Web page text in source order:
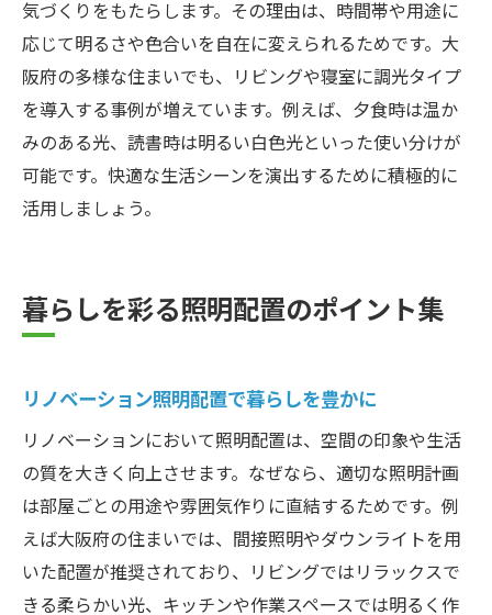
気づくりをもたらします。その理由は、時間帯や用途に
応じて明るさや色合いを自在に変えられるためです。大
阪府の多様な住まいでも、リビングや寝室に調光タイプ
を導入する事例が増えています。例えば、夕食時は温か
みのある光、読書時は明るい白色光といった使い分けが
可能です。快適な生活シーンを演出するために積極的に
活用しましょう。
暮らしを彩る照明配置のポイント集
リノベーション照明配置で暮らしを豊かに
リノベーションにおいて照明配置は、空間の印象や生活
の質を大きく向上させます。なぜなら、適切な照明計画
は部屋ごとの用途や雰囲気作りに直結するためです。例
えば大阪府の住まいでは、間接照明やダウンライトを用
いた配置が推奨されており、リビングではリラックスで
きる柔らかい光、キッチンや作業スペースでは明るく作